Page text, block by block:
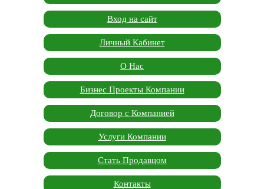
Вход на сайт
Личный Кабинет
О Нас
Бизнес Проекты Компании
Договор с Компанией
Услуги Компании
Стать Продавцом
Контакты